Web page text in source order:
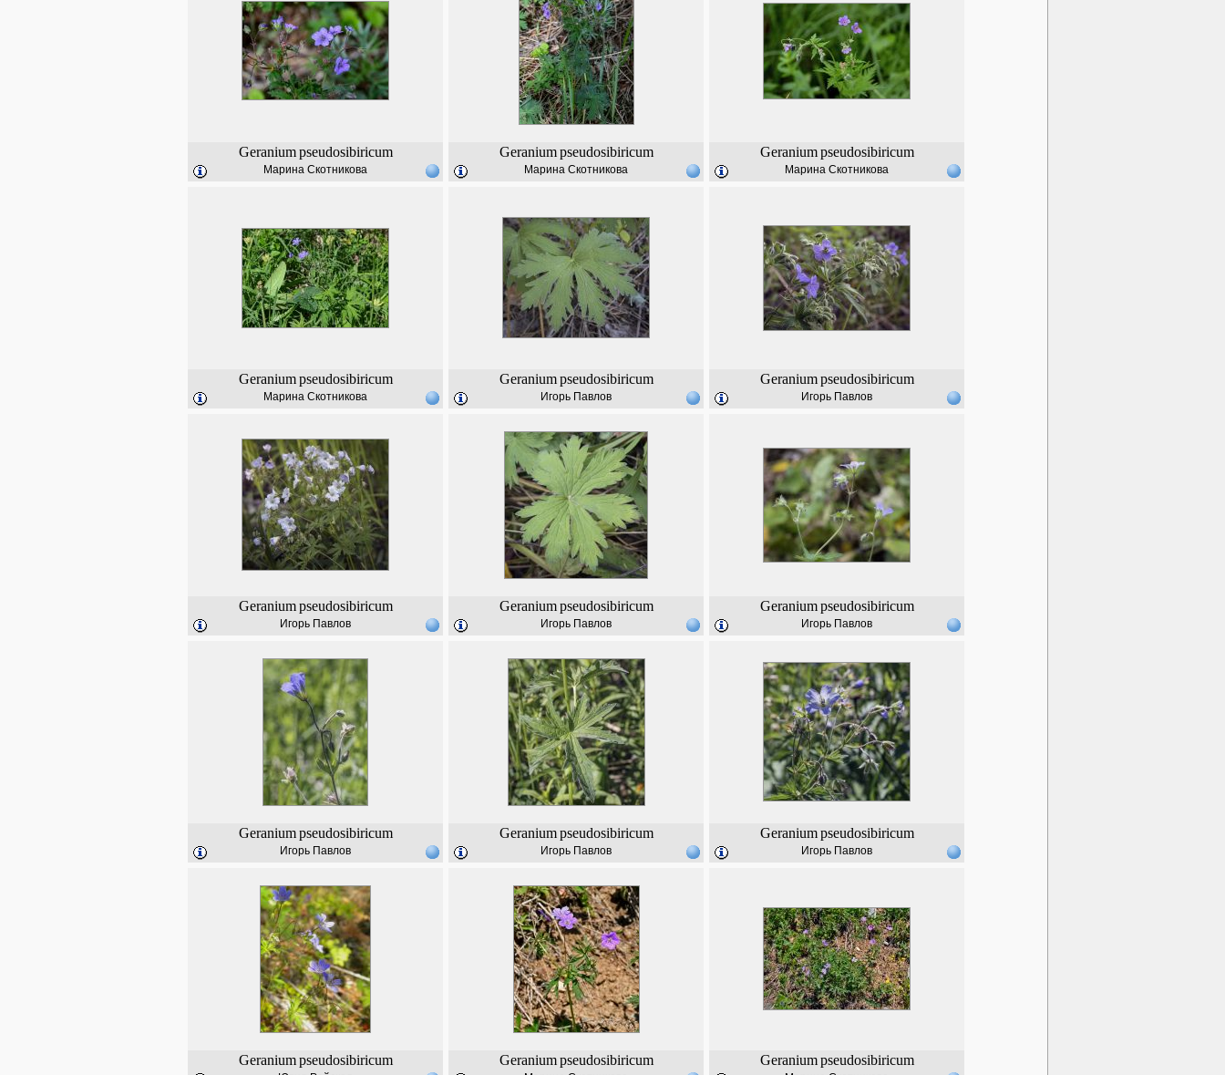
Geranium pseudosibiricum
Марина Скотникова
Geranium pseudosibiricum
Марина Скотникова
Geranium pseudosibiricum
Марина Скотникова
Geranium pseudosibiricum
Марина Скотникова
Geranium pseudosibiricum
Игорь Павлов
Geranium pseudosibiricum
Игорь Павлов
Geranium pseudosibiricum
Игорь Павлов
Geranium pseudosibiricum
Игорь Павлов
Geranium pseudosibiricum
Игорь Павлов
Geranium pseudosibiricum
Игорь Павлов
Geranium pseudosibiricum
Игорь Павлов
Geranium pseudosibiricum
Игорь Павлов
Geranium pseudosibiricum Geranium pseudosibiricum Geranium pseudosibiricum